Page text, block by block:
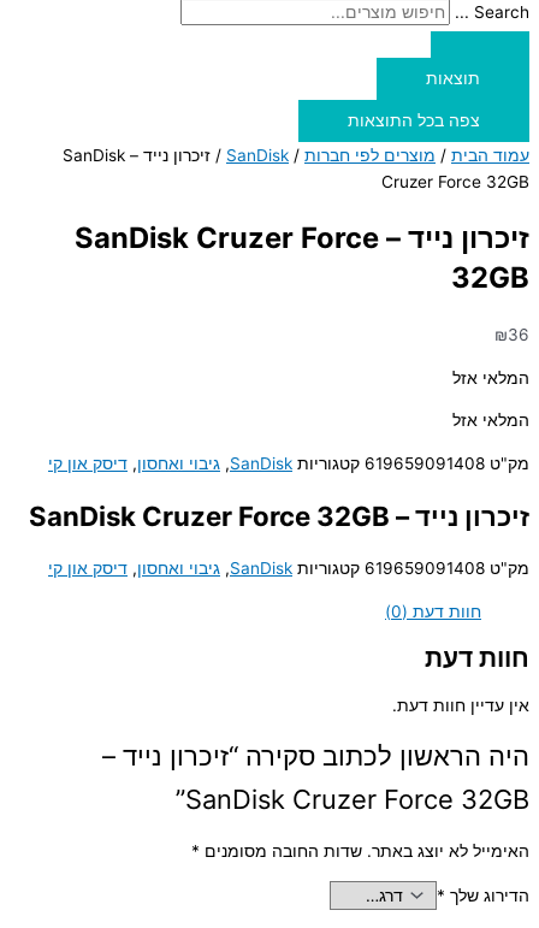
Search ...
תוצאות
צפה בכל התוצאות
עמוד הבית / מוצרים לפי חברות /
SanDisk
/ זיכרון נייד – SanDisk
Cruzer Force 32GB
זיכרון נייד – SanDisk Cruzer Force
32GB
₪36
המלאי אזל
המלאי אזל
מק"ט 619659091408 קטגוריות SanDisk
, גיבוי ואחסון, דיסק און קי
זיכרון נייד – SanDisk Cruzer Force 32GB
מק"ט 619659091408 קטגוריות SanDisk
, גיבוי ואחסון, דיסק און קי
חוות דעת (0)
חוות דעת
אין עדיין חוות דעת.
היה הראשון לכתוב סקירה “זיכרון נייד –
SanDisk Cruzer Force 32GB”
האימייל לא יוצג באתר. שדות החובה מסומנים *
הדירוג שלך *